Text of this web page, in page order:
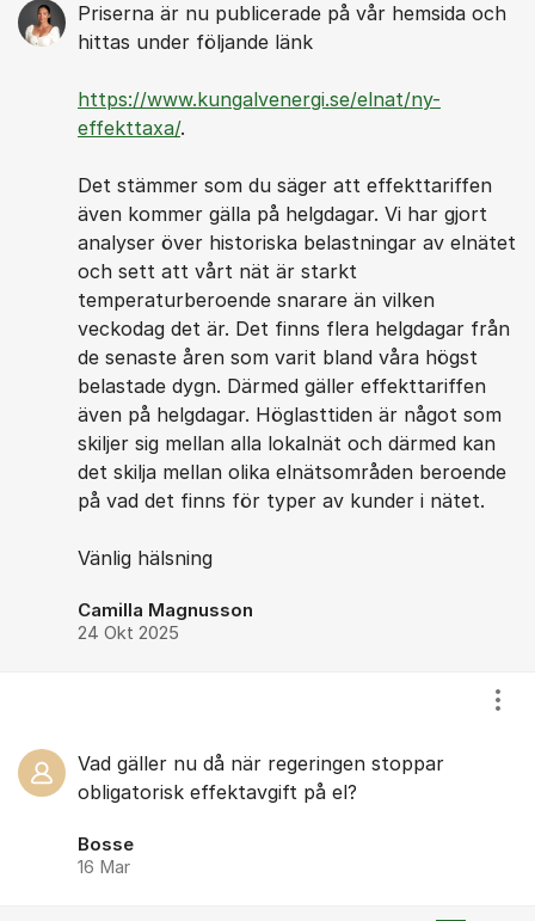
Priserna är nu publicerade på vår hemsida och
hittas under följande länk
https://www.kungalvenergi.se/elnat/ny-
effekttaxa/.
Det stämmer som du säger att effekttariffen
även kommer gälla på helgdagar. Vi har gjort
analyser över historiska belastningar av elnätet
och sett att vårt nät är starkt
temperaturberoende snarare än vilken
veckodag det är. Det finns flera helgdagar från
de senaste åren som varit bland våra högst
belastade dygn. Därmed gäller effekttariffen
även på helgdagar. Höglasttiden är något som
skiljer sig mellan alla lokalnät och därmed kan
det skilja mellan olika elnätsområden beroende
på vad det finns för typer av kunder i nätet.
Vänlig hälsning
Camilla Magnusson
24 Okt 2025
Vad gäller nu då när regeringen stoppar
obligatorisk effektavgift på el?
Bosse
16 Mar